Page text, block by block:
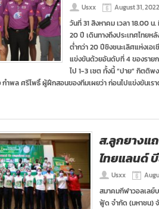
Usxx August 31, 2022
วันที่ 31 สิงหาคม เวลา 18.00
20 ปี เดินทางถึงประเทศไทยห
ต่ำกว่า 20 ปีชิงชนะเลิศแห่งเอ
แข่งขันด้วยอันดับที่ 4 ของราย
ไป 1-3 เซต ทั้งนี้ “ปาย” กิตติพ
กำพล ศรีโพธิ์ ผู้ฝึกสอนของทีมเผยว่า ก่อนไปแข่งขันเร
ส.ลูกยางแ
ไทยแลนด์
Usxx
สมาคมกีฬาวอลเลย์
ฟู้ด จำกัด (มหาชน)